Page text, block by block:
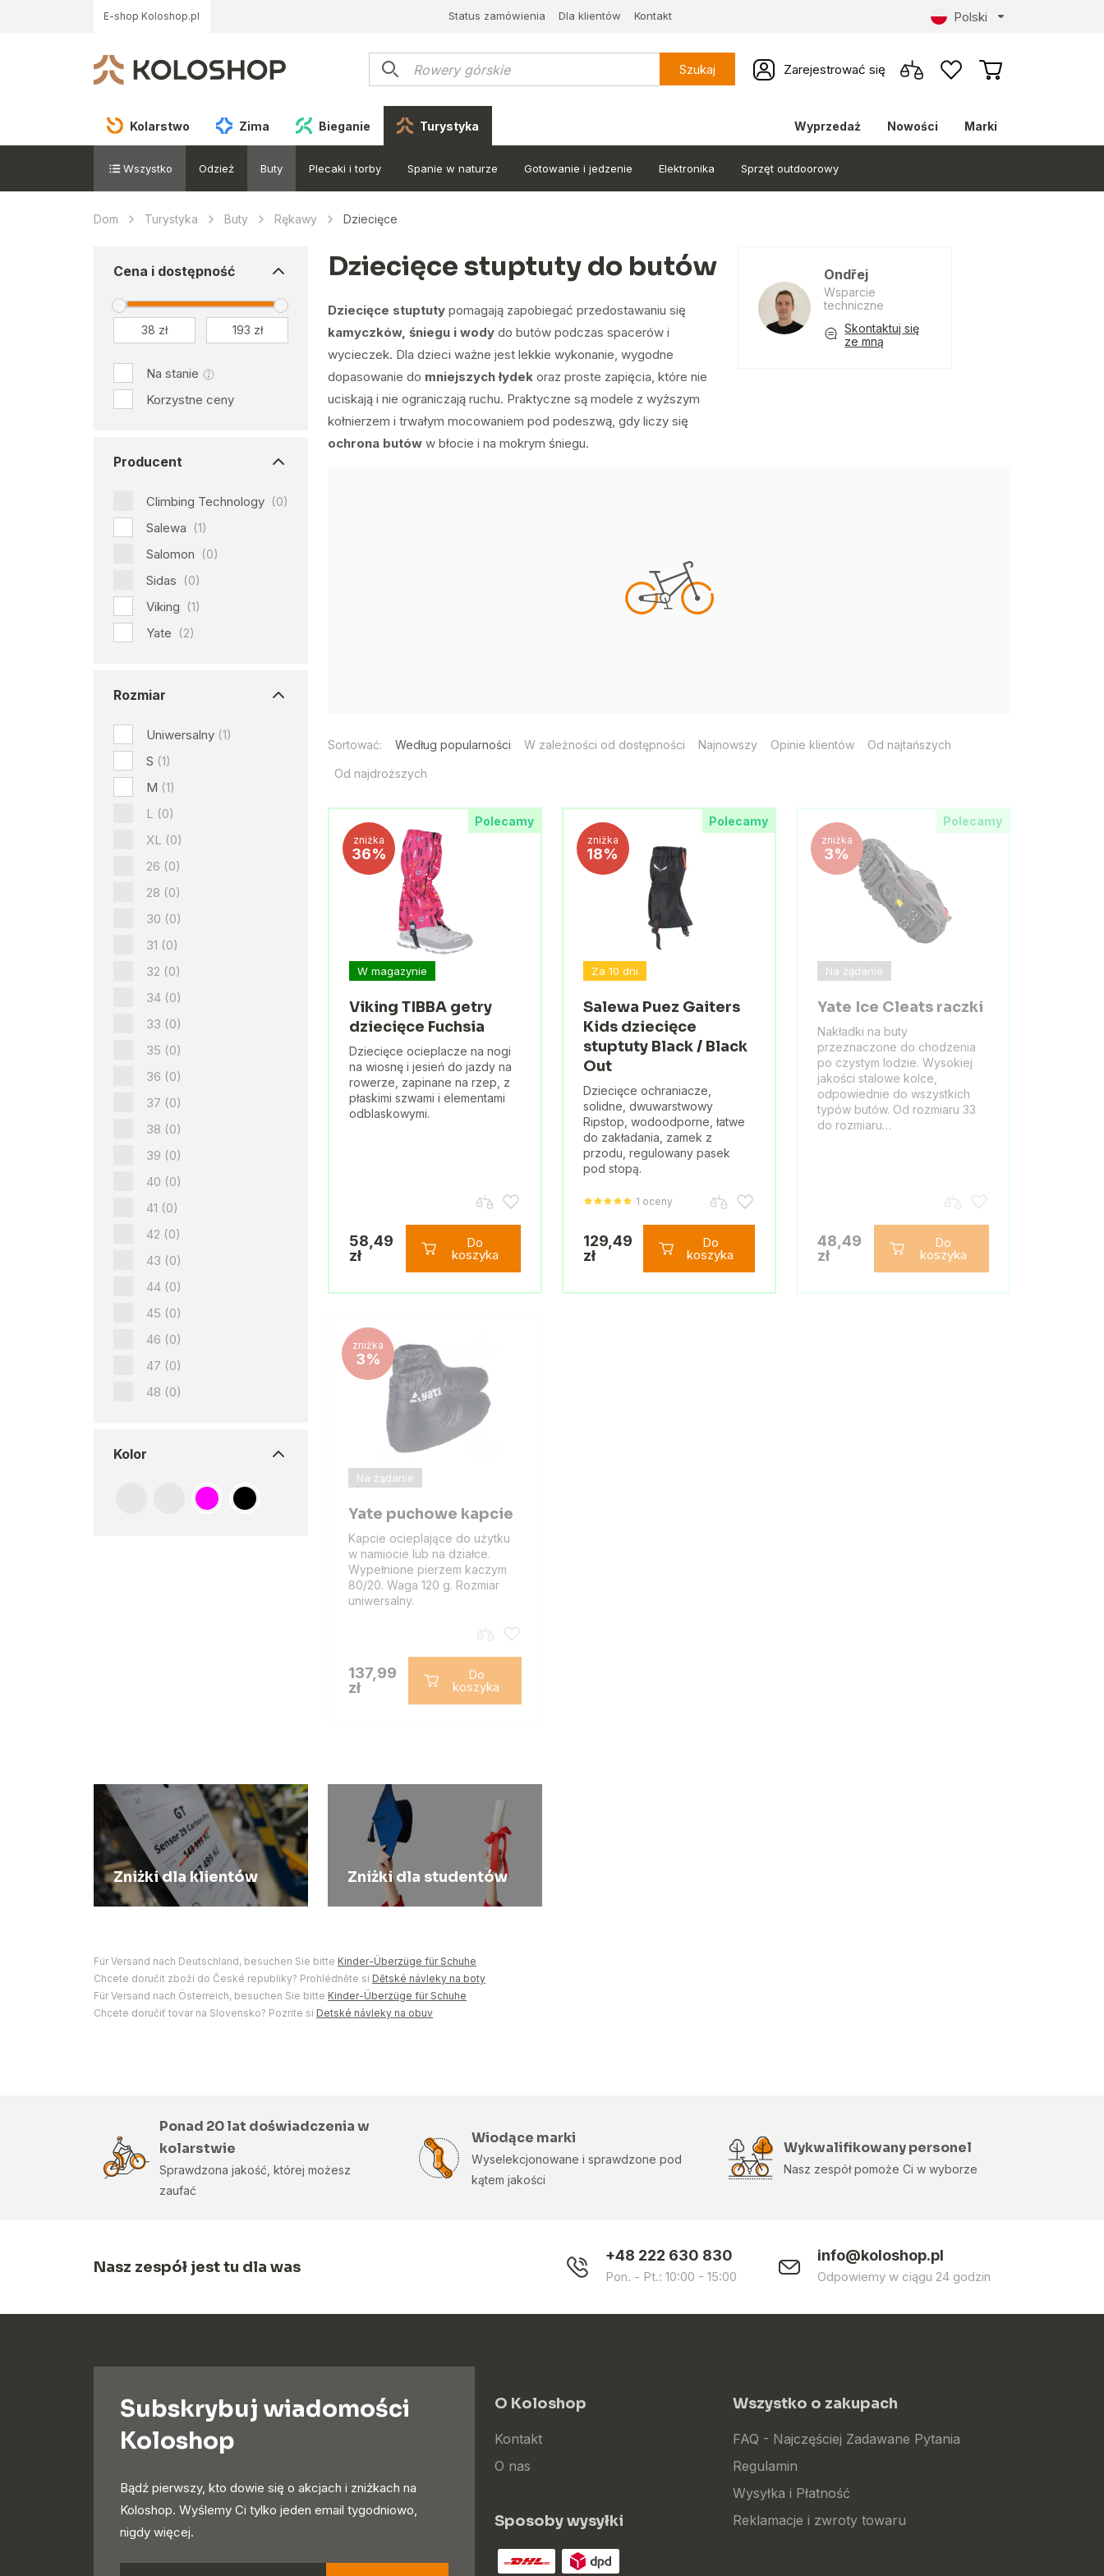
E-shop Koloshop.pl Status zamówienia Dla klientów Kontakt Polski
Szukaj Zarejestrować się
Kolarstwo Zima Bieganie Turystyka Wyprzedaż Nowości Marki
Wszystko Odzież Buty Plecaki i torby Spanie w naturze Gotowanie i jedzenie Elektronika Sprzęt outdoorowy
Dom Turystyka Buty Rękawy Dziecięce
Cena i dostępność
Na stanie
Korzystne ceny
Producent
Climbing Technology (0)
Salewa (1)
Salomon (0)
Sidas (0)
Viking (1)
Yate (2)
Rozmiar
Uniwersalny (1)
S (1)
M (1)
L (0)
XL (0)
26 (0)
28 (0)
30 (0)
31 (0)
32 (0)
34 (0)
33 (0)
35 (0)
36 (0)
37 (0)
38 (0)
39 (0)
40 (0)
41 (0)
42 (0)
43 (0)
44 (0)
45 (0)
46 (0)
47 (0)
48 (0)
Kolor
Dziecięce stuptuty do butów
Dziecięce stuptuty pomagają zapobiegać przedostawaniu się
kamyczków, śniegu i wody do butów podczas spacerów i
wycieczek. Dla dzieci ważne jest lekkie wykonanie, wygodne
dopasowanie do mniejszych łydek oraz proste zapięcia, które nie
uciskają i nie ograniczają ruchu. Praktyczne są modele z wyższym
kołnierzem i trwałym mocowaniem pod podeszwą, gdy liczy się
ochrona butów w błocie i na mokrym śniegu.
Ondřej
Wsparcie
techniczne
Skontaktuj się
ze mną
Sortować: Według popularności W zależności od dostępności Najnowszy Opinie klientów Od najtańszych
Od najdroższych
Polecamy
zniżka
36%
W magazynie
Viking TIBBA getry
dziecięce Fuchsia
Dziecięce ocieplacze na nogi
na wiosnę i jesień do jazdy na
rowerze, zapinane na rzep, z
płaskimi szwami i elementami
odblaskowymi.
58,49
zł
Do
koszyka
Polecamy
zniżka
18%
Za 10 dni
Salewa Puez Gaiters
Kids dziecięce
stuptuty Black / Black
Out
Dziecięce ochraniacze,
solidne, dwuwarstwowy
Ripstop, wodoodporne, łatwe
do zakładania, zamek z
przodu, regulowany pasek
pod stopą.
1 oceny
129,49
zł
Do
koszyka
Polecamy
zniżka
3%
Na żądanie
Yate Ice Cleats raczki
Nakładki na buty
przeznaczone do chodzenia
po czystym lodzie. Wysokiej
jakości stalowe kolce,
odpowiednie do wszystkich
typów butów. Od rozmiaru 33
do rozmiaru…
48,49
zł
Do
koszyka
zniżka
3%
Na żądanie
Yate puchowe kapcie
Kapcie ocieplające do użytku
w namiocie lub na działce.
Wypełnione pierzem kaczym
80/20. Waga 120 g. Rozmiar
uniwersalny.
137,99
zł
Do
koszyka
Zniżki dla klientów Zniżki dla studentów
Für Versand nach Deutschland, besuchen Sie bitte Kinder-Überzüge für Schuhe
Chcete doručit zboží do České republiky? Prohlédněte si Dětské návleky na boty
Für Versand nach Österreich, besuchen Sie bitte Kinder-Überzüge für Schuhe
Chcete doručiť tovar na Slovensko? Pozrite si Detské návleky na obuv
Ponad 20 lat doświadczenia w
kolarstwie
Sprawdzona jakość, której możesz
zaufać
Wiodące marki
Wyselekcjonowane i sprawdzone pod
kątem jakości
Wykwalifikowany personel
Nasz zespół pomoże Ci w wyborze
Nasz zespół jest tu dla was
+48 222 630 830
Pon. - Pt.: 10:00 - 15:00
info@koloshop.pl
Odpowiemy w ciągu 24 godzin
Subskrybuj wiadomości
Koloshop
Bądź pierwszy, kto dowie się o akcjach i zniżkach na
Koloshop. Wyślemy Ci tylko jeden email tygodniowo,
nigdy więcej.
O Koloshop
Kontakt
O nas
Sposoby wysyłki
Wszystko o zakupach
FAQ - Najczęściej Zadawane Pytania
Regulamin
Wysyłka i Płatność
Reklamacje i zwroty towaru